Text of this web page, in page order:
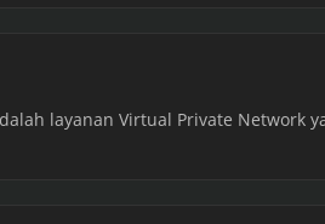
layanan Virtual Private Network